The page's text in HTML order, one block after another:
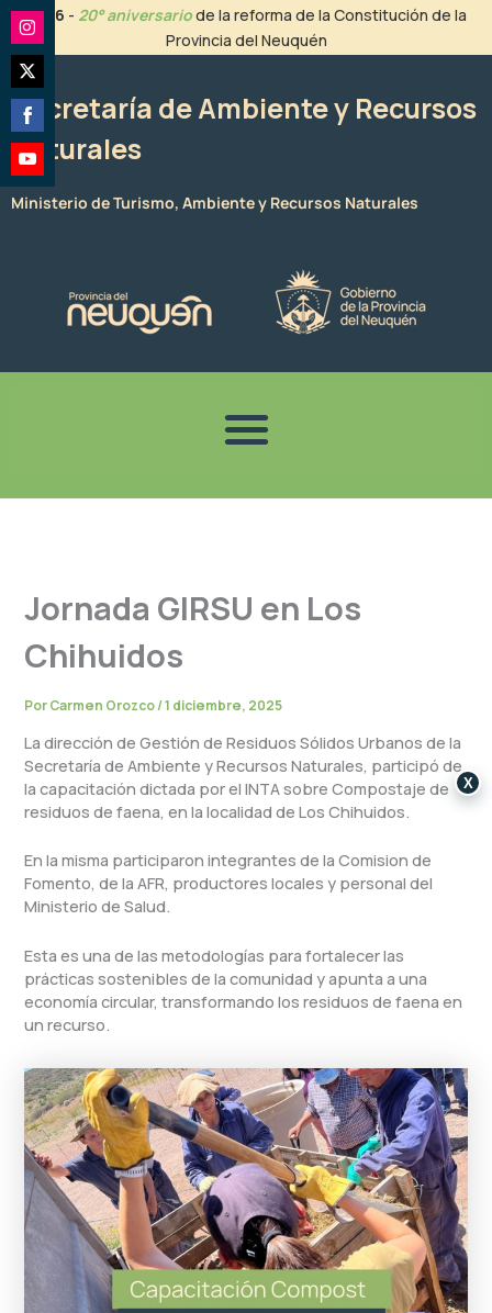
contenido
2026 - 20° aniversariode la reforma de la Constitución de la
Provincia del Neuquén
Secretaría de Ambiente y Recursos
Naturales
Ministerio de Turismo, Ambiente y Recursos Naturales
Jornada GIRSU en Los
Chihuidos
PorCarmen Orozco/1 diciembre, 2025
La dirección de Gestión de Residuos Sólidos Urbanos de la
Secretaría de Ambiente y Recursos Naturales, participó de
la capacitación dictada por el INTA sobre Compostaje de
residuos de faena, en la localidad de Los Chihuidos.
En la misma participaron integrantes de la Comision de
Fomento, de la AFR, productores locales y personal del
Ministerio de Salud.
Esta es una de las metodologías para fortalecer las
prácticas sostenibles de la comunidad y apunta a una
economía circular, transformando los residuos de faena en
un recurso.
Share
on
Instagram
Share
on
Twitter
Share
on
Facebook
Share
on
X